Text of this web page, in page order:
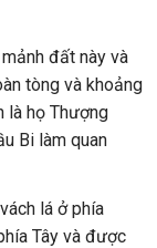
đất này và
tòng và khoảng
là họ Thượng
Bi làm quan
lá ở phía
Tây và được